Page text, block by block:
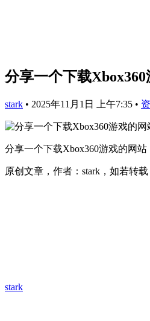
分享一个下载
stark • 2025年11月1日 上午7:35 •
分享一个下载Xbox360游戏的网站
原创文章，作者：stark，如若转载
stark